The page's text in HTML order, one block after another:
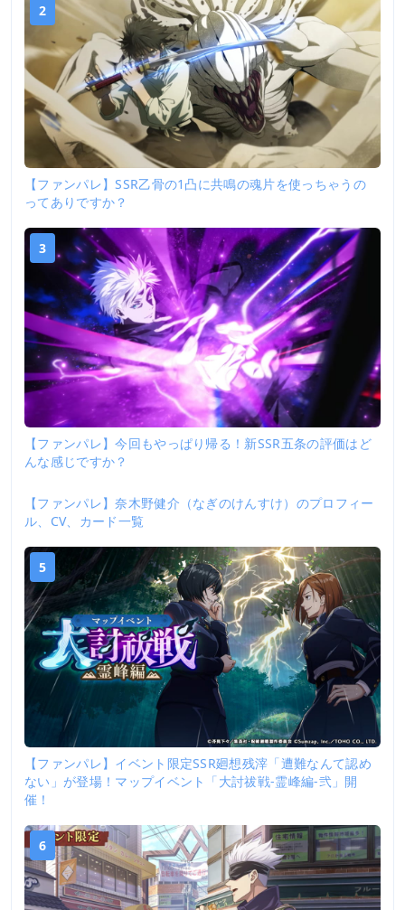
2
【ファンパレ】SSR乙骨の1凸に共鳴の魂片を使っちゃうの
ってありですか？
3
【ファンパレ】今回もやっぱり帰る！新SSR五条の評価はど
んな感じですか？
4
【ファンパレ】奈木野健介（なぎのけんすけ）のプロフィー
ル、CV、カード一覧
5
【ファンパレ】イベント限定SSR廻想残滓「遭難なんて認め
ない」が登場！マップイベント「大討祓戦-霊峰編-弐」開
催！
6